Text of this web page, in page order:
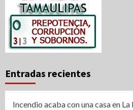
Entradas recientes
Incendio acaba con una casa en